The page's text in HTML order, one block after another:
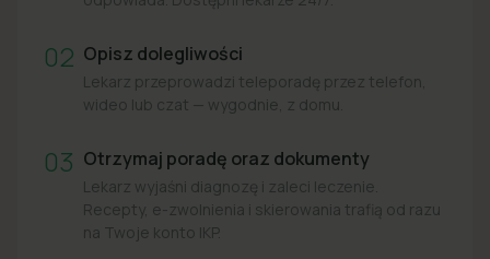
02 Opisz dolegliwości
Lekarz przeprowadzi teleporadę przez telefon,
wideo lub czat — wygodnie, z domu.
03 Otrzymaj poradę oraz dokumenty
Lekarz wyjaśni diagnozę i zaleci leczenie.
Recepty, e-zwolnienia i skierowania trafią od razu
na Twoje konto IKP.